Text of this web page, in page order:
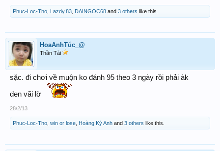
Phuc-Loc-Tho Lazdy.83 DAINGOC68 and 3 others like this.
HoaAnhTúc_@
Thần Tài
sặc. đi chơi về muộn ko đánh 95 theo 3 ngày rồi phải àk
đen vãi lờ
28/2/13
Phuc-Loc-Tho win or lose Hoàng Kỳ Anh and 3 others like this.